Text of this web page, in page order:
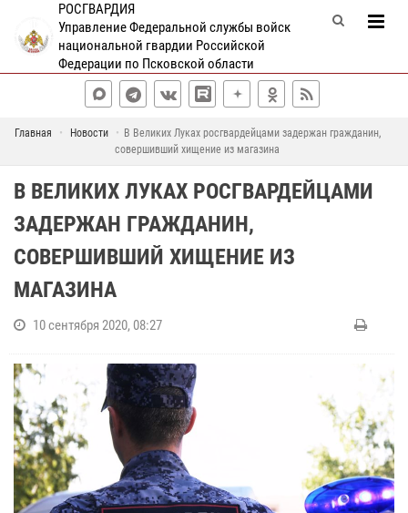
РОСГВАРДИЯ
Управление Федеральной службы войск
национальной гвардии Российской
Федерации по Псковской области
Главная Новости
В Великих Луках росгвардейцами задержан гражданин,
совершивший хищение из магазина
В ВЕЛИКИХ ЛУКАХ РОСГВАРДЕЙЦАМИ
ЗАДЕРЖАН ГРАЖДАНИН,
СОВЕРШИВШИЙ ХИЩЕНИЕ ИЗ
МАГАЗИНА
10 сентября 2020, 08:27